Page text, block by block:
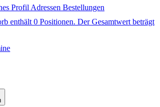
Profil Adressen Bestellungen
enthält 0 Positionen. Der Gesamtwert beträgt